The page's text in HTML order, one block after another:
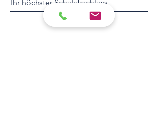
Ihr höchster Schulabschluss